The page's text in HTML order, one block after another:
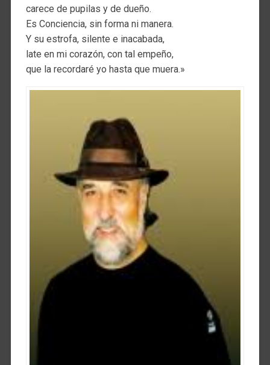
carece de pupilas y de dueño.
Es Conciencia, sin forma ni manera.
Y su estrofa, silente e inacabada,
late en mi corazón, con tal empeño,
que la recordaré yo hasta que muera.»